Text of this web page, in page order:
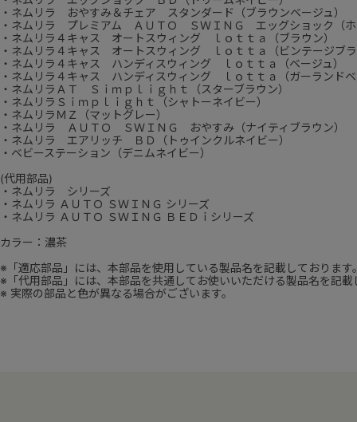
・ネムリラ おやすみ＆チェア スタンダード（ブラウンベージュ）
・ネムリラ プレミアム ＡＵＴＯ ＳＷＩＮＧ エッグショック（ホ
・ネムリラ４キャス オートスウィング ｌｏｔｔａ（ブラウン）
・ネムリラ４キャス オートスウィング ｌｏｔｔａ（ビンテージブ
・ネムリラ４キャス ハンディスウィング ｌｏｔｔａ（ベージュ）
・ネムリラ４キャス ハンディスウィング ｌｏｔｔａ（ガーランド
・ネムリラＡＴ Ｓｉｍｐｌｉｇｈｔ（スターブラウン）
・ネムリラＳｉｍｐｌｉｇｈｔ（シャトーネイビー）
・ネムリラＭＺ（マットグレー）
・ネムリラ ＡＵＴＯ ＳＷＩＮＧ おやすみ（ナイティブラウン）
・ネムリラ エアリッチ ＢＤ（トゥインクルネイビー）
・ベビーステーション（デニムネイビー）
(代用部品)
・ネムリラ シリーズ
・ネムリラ ＡＵＴＯ ＳＷＩＮＧ シリーズ
・ネムリラ ＡＵＴＯ ＳＷＩＮＧ ＢＥＤｉシリーズ
カラー：濃茶
※「適応部品」には、本部品を使用している製品名を記載しております
※「代用部品」には、本部品を共通してお使いいただける製品名を記載
※ 実際の部品と色が異なる場合がございます。